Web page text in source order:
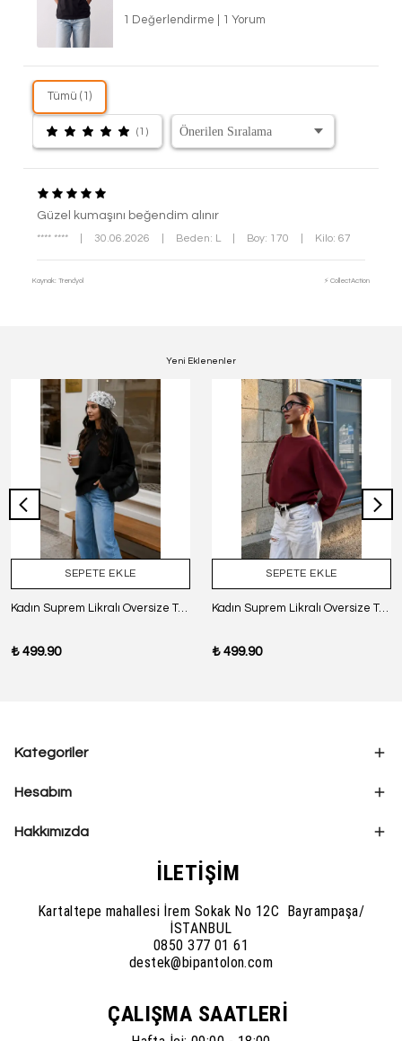
1 Değerlendirme 1 Yorum
Tümü (1)
(1)
Güzel kumaşını beğendim alınır
**** **** 30.06.2026 Beden: L Boy: 170 Kilo: 67
Kaynak: Trendyol ⚡ CollectAction
Yeni Eklenenler
SEPETE EKLE
Kadın Suprem Likralı Oversize T-Shirt - SİYAH
₺ 499.90
SEPETE EKLE
Kadın Suprem Likralı Oversize T-Shirt - BORDO
₺ 499.90
Kategoriler
Hesabım
Hakkımızda
İLETİŞİM
Kartaltepe mahallesi İrem Sokak No 12C Bayrampaşa/
İSTANBUL
0850 377 01 61
destek@bipantolon.com
ÇALIŞMA SAATLERİ